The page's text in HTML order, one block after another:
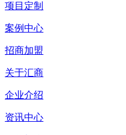
项目定制
案例中心
招商加盟
关于汇商
企业介绍
资讯中心